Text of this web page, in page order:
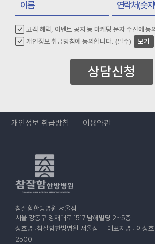
고객 혜택, 이벤트 공지 등 마케팅 문자 수신에 동
개인정보 취급방침에 동의합니다. (필수)
보기
상담신청
개인정보 취급방침 이용약관
참잘함한방병원 서울점
서울 강동구 양재대로 1517 남해빌딩 2~5층
상호명 :참잘함한방병원 서울점
대표자명 : 이상호
2500